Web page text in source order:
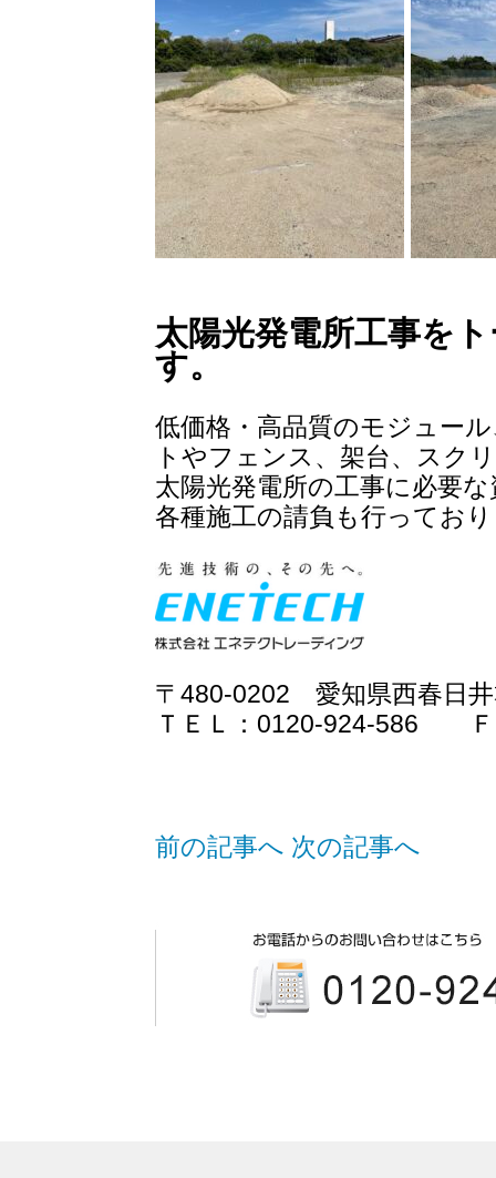
太陽光発電所工事を
す。
低価格・高品質のモジュー
トやフェンス、架台、スク
太陽光発電所の工事に必要
各種施工の請負も行ってお
〒480-0202 愛知県西春日
ＴＥＬ：0120-924-586 Ｆ
前の記事へ 次の記事へ